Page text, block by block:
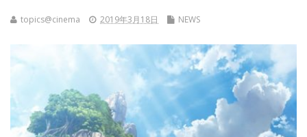
topics@cinema 2019年3月18日 NEWS